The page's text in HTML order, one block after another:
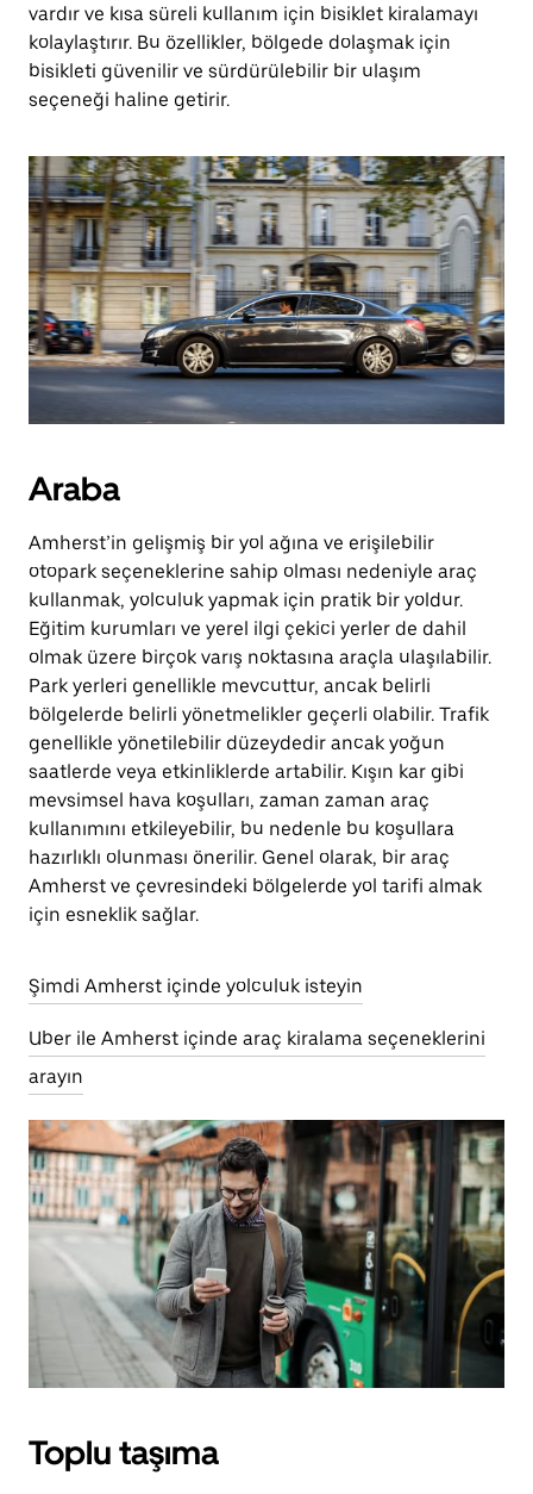
vardır ve kısa süreli kullanım için bisiklet kiralamayı
kolaylaştırır. Bu özellikler, bölgede dolaşmak için
bisikleti güvenilir ve sürdürülebilir bir ulaşım
seçeneği haline getirir.
Araba
Amherst’in gelişmiş bir yol ağına ve erişilebilir
otopark seçeneklerine sahip olması nedeniyle araç
kullanmak, yolculuk yapmak için pratik bir yoldur.
Eğitim kurumları ve yerel ilgi çekici yerler de dahil
olmak üzere birçok varış noktasına araçla ulaşılabilir.
Park yerleri genellikle mevcuttur, ancak belirli
bölgelerde belirli yönetmelikler geçerli olabilir. Trafik
genellikle yönetilebilir düzeydedir ancak yoğun
saatlerde veya etkinliklerde artabilir. Kışın kar gibi
mevsimsel hava koşulları, zaman zaman araç
kullanımını etkileyebilir, bu nedenle bu koşullara
hazırlıklı olunması önerilir. Genel olarak, bir araç
Amherst ve çevresindeki bölgelerde yol tarifi almak
için esneklik sağlar.
Şimdi Amherst içinde yolculuk isteyin
Uber ile Amherst içinde araç kiralama seçeneklerini
arayın
Toplu taşıma